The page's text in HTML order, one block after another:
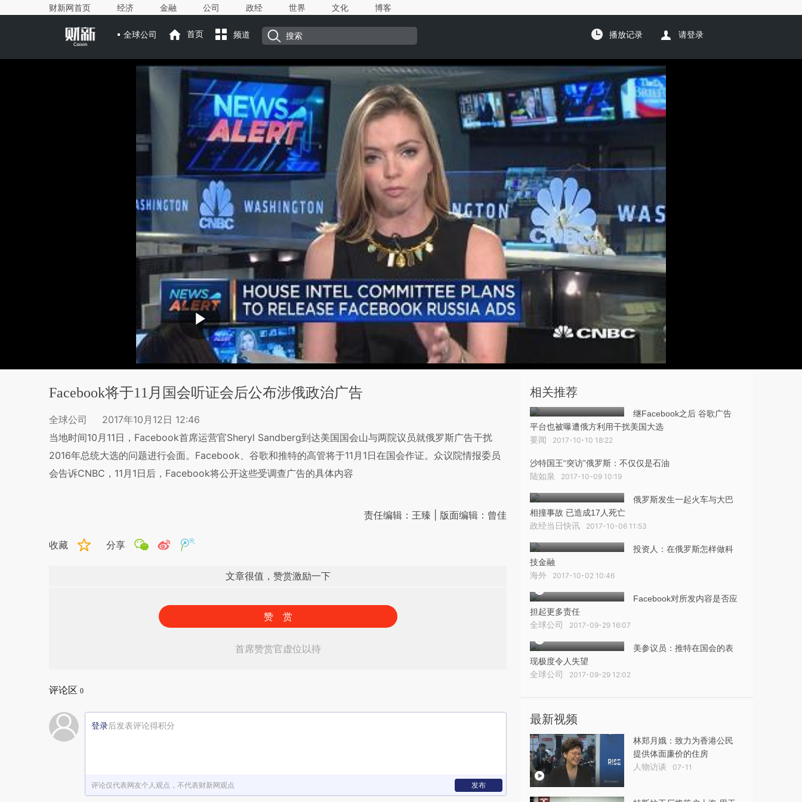
财新网首页 经济 金融 公司 政经 世界 文化 博客
全球公司 首页 频道 播放记录 请登录
Facebook将于11月国会听证会后公布涉俄政治广告
全球公司
2017年10月12日 12:46
当地时间10月11日，Facebook首席运营官Sheryl Sandberg到达美国国会山与两院议员就俄罗斯广告干扰
2016年总统大选的问题进行会面。Facebook、谷歌和推特的高管将于11月1日在国会作证。众议院情报委员
会告诉CNBC，11月1日后，Facebook将公开这些受调查广告的具体内容
责任编辑：王臻 | 版面编辑：曾佳
收藏 分享
文章很值，赞赏激励一下
赞 赏
首席赞赏官虚位以待
评论区 0
登录后发表评论得积分
评论仅代表网友个人观点，不代表财新网观点 发布
相关推荐
继Facebook之后 谷歌广告
平台也被曝遭俄方利用干扰美国大选
要闻 2017-10-10 18:22
沙特国王“突访”俄罗斯：不仅仅是石油
陆如泉 2017-10-09 10:19
俄罗斯发生一起火车与大巴
相撞事故 已造成17人死亡
政经当日快讯 2017-10-06 11:53
投资人：在俄罗斯怎样做科
技金融
海外 2017-10-02 10:46
Facebook对所发内容是否应
担起更多责任
全球公司 2017-09-29 16:07
美参议员：推特在国会的表
现极度令人失望
全球公司 2017-09-29 12:02
最新视频
林郑月娥：致力为香港公民
提供体面廉价的住房
人物访谈 07-11